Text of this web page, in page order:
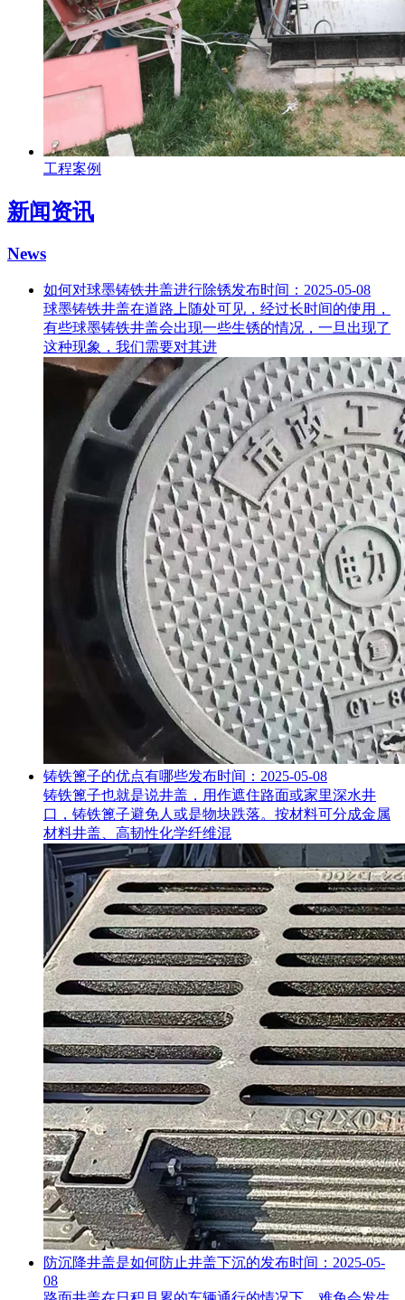
工程案例
新闻资讯
News
如何对球墨铸铁井盖进行除锈发布时间：2025-05-08
球墨铸铁井盖在道路上随处可见，经过长时间的使用，
有些球墨铸铁井盖会出现一些生锈的情况，一旦出现了
这种现象，我们需要对其进
铸铁篦子的优点有哪些发布时间：2025-05-08
铸铁篦子也就是说井盖，用作遮住路面或家里深水井
口，铸铁篦子避免人或是物块跌落。按材料可分成金属
材料井盖、高韧性化学纤维混
防沉降井盖是如何防止井盖下沉的发布时间：2025-05-
08